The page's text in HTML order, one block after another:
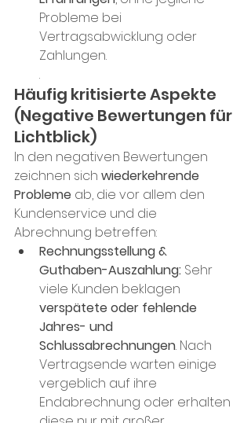
Probleme bei
Vertragsabwicklung oder
Zahlungen​.
.
Häufig kritisierte Aspekte
(Negative Bewertungen für
Lichtblick)
In den negativen Bewertungen
zeichnen sich wiederkehrende
Probleme ab, die vor allem den
Kundenservice und die
Abrechnung betreffen:
Rechnungsstellung &
Guthaben-Auszahlung: Sehr
viele Kunden beklagen
verspätete oder fehlende
Jahres- und
Schlussabrechnungen. Nach
Vertragsende warten einige
vergeblich auf ihre
Endabrechnung oder erhalten